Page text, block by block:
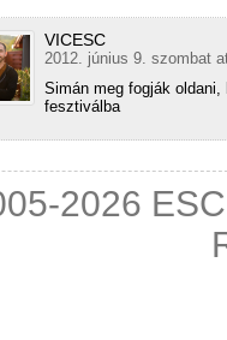
VICESC
2012. június 9. szombat
Simán meg fogják
fesztiválba
2026